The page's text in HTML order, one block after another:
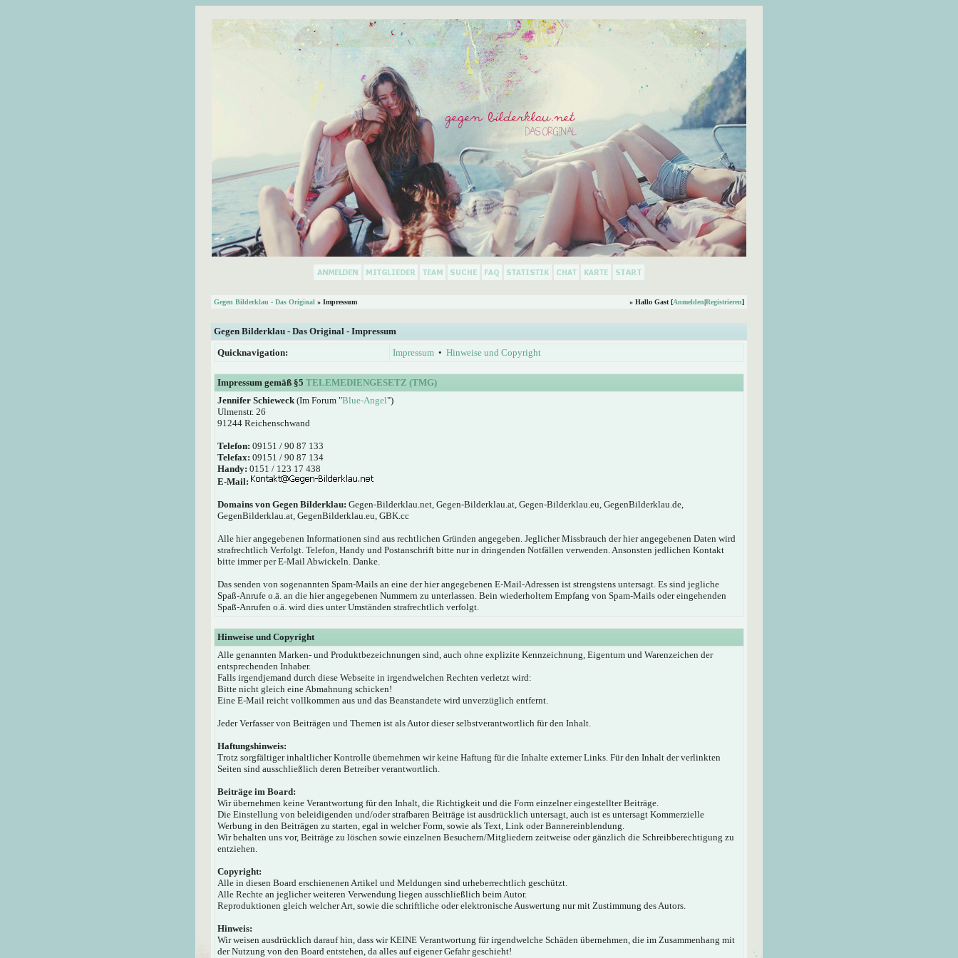
Gegen Bilderklau - Das Original » Impressum » Hallo Gast [Anmelden|Registrieren]
Gegen Bilderklau - Das Original - Impressum
Quicknavigation:
Impressum • Hinweise und Copyright
Impressum gemäß §5 TELEMEDIENGESETZ (TMG)
Jennifer Schieweck (Im Forum "Blue-Angel")
Ulmenstr. 26
91244 Reichenschwand
Telefon: 09151 / 90 87 133
Telefax: 09151 / 90 87 134
Handy: 0151 / 123 17 438
E-Mail:
Domains von Gegen Bilderklau: Gegen-Bilderklau.net, Gegen-Bilderklau.at, Gegen-Bilderklau.eu, GegenBilderklau.de,
GegenBilderklau.at, GegenBilderklau.eu, GBK.cc
Alle hier angegebenen Informationen sind aus rechtlichen Gründen angegeben. Jeglicher Missbrauch der hier angegebenen Daten wird
strafrechtlich Verfolgt. Telefon, Handy und Postanschrift bitte nur in dringenden Notfällen verwenden. Ansonsten jedlichen Kontakt
bitte immer per E-Mail Abwickeln. Danke.
Das senden von sogenannten Spam-Mails an eine der hier angegebenen E-Mail-Adressen ist strengstens untersagt. Es sind jegliche
Spaß-Anrufe o.ä. an die hier angegebenen Nummern zu unterlassen. Bein wiederholtem Empfang von Spam-Mails oder eingehenden
Spaß-Anrufen o.ä. wird dies unter Umständen strafrechtlich verfolgt.
Hinweise und Copyright
Alle genannten Marken- und Produktbezeichnungen sind, auch ohne explizite Kennzeichnung, Eigentum und Warenzeichen der
entsprechenden Inhaber.
Falls irgendjemand durch diese Webseite in irgendwelchen Rechten verletzt wird:
Bitte nicht gleich eine Abmahnung schicken!
Eine E-Mail reicht vollkommen aus und das Beanstandete wird unverzüglich entfernt.
Jeder Verfasser von Beiträgen und Themen ist als Autor dieser selbstverantwortlich für den Inhalt.
Haftungshinweis:
Trotz sorgfältiger inhaltlicher Kontrolle übernehmen wir keine Haftung für die Inhalte externer Links. Für den Inhalt der verlinkten
Seiten sind ausschließlich deren Betreiber verantwortlich.
Beiträge im Board:
Wir übernehmen keine Verantwortung für den Inhalt, die Richtigkeit und die Form einzelner eingestellter Beiträge.
Die Einstellung von beleidigenden und/oder strafbaren Beiträge ist ausdrücklich untersagt, auch ist es untersagt Kommerzielle
Werbung in den Beiträgen zu starten, egal in welcher Form, sowie als Text, Link oder Bannereinblendung.
Wir behalten uns vor, Beiträge zu löschen sowie einzelnen Besuchern/Mitgliedern zeitweise oder gänzlich die Schreibberechtigung zu
entziehen.
Copyright:
Alle in diesen Board erschienenen Artikel und Meldungen sind urheberrechtlich geschützt.
Alle Rechte an jeglicher weiteren Verwendung liegen ausschließlich beim Autor.
Reproduktionen gleich welcher Art, sowie die schriftliche oder elektronische Auswertung nur mit Zustimmung des Autors.
Hinweis:
Wir weisen ausdrücklich darauf hin, dass wir KEINE Verantwortung für irgendwelche Schäden übernehmen, die im Zusammenhang mit
der Nutzung von den Board entstehen, da alles auf eigener Gefahr geschieht!